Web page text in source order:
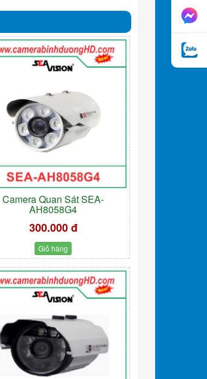
Camera Quan Sát SEA-
AH8058G4
300.000 đ
Giỏ hàng